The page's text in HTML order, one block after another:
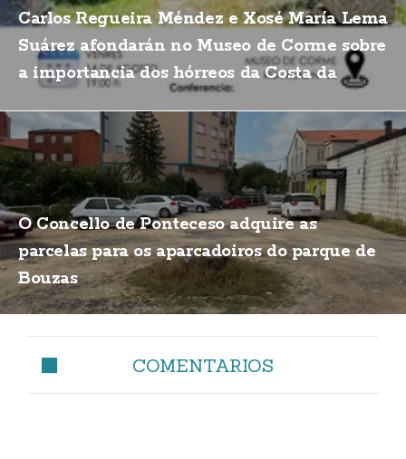
Carlos Regueira Méndez e Xosé María Lema
Suárez afondarán no Museo de Corme sobre
a importancia dos hórreos da Costa da
O Concello de Ponteceso adquire as
parcelas para os aparcadoiros do parque de
Bouzas
COMENTARIOS